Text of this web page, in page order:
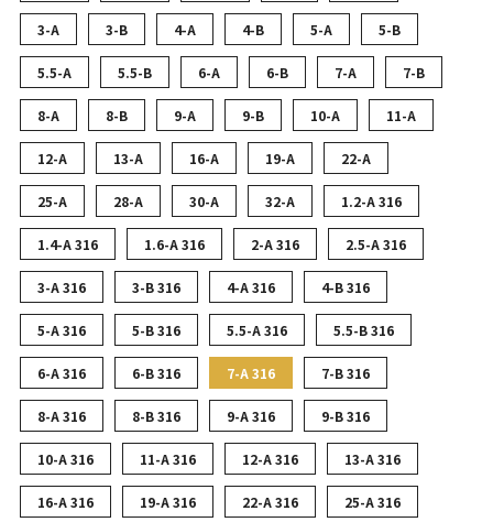
3-A 3-B 4-A 4-B 5-A 5-B
5.5-A 5.5-B 6-A 6-B 7-A 7-B
8-A 8-B 9-A 9-B 10-A 11-A
12-A 13-A 16-A 19-A 22-A
25-A 28-A 30-A 32-A 1.2-A 316
1.4-A 316 1.6-A 316 2-A 316 2.5-A 316
3-A 316 3-B 316 4-A 316 4-B 316
5-A 316 5-B 316 5.5-A 316 5.5-B 316
6-A 316 6-B 316 7-A 316 7-B 316
8-A 316 8-B 316 9-A 316 9-B 316
10-A 316 11-A 316 12-A 316 13-A 316
16-A 316 19-A 316 22-A 316 25-A 316